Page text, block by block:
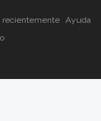
recientemente
Ayuda